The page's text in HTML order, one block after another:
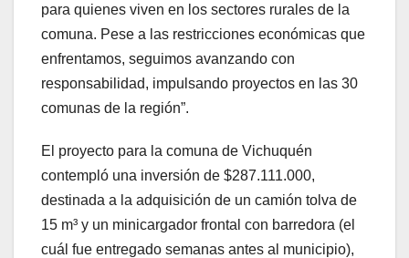
para quienes viven en los sectores rurales de la
comuna. Pese a las restricciones económicas que
enfrentamos, seguimos avanzando con
responsabilidad, impulsando proyectos en las 30
comunas de la región”.
El proyecto para la comuna de Vichuquén
contempló una inversión de $287.111.000,
destinada a la adquisición de un camión tolva de
15 m³ y un minicargador frontal con barredora (el
cuál fue entregado semanas antes al municipio),